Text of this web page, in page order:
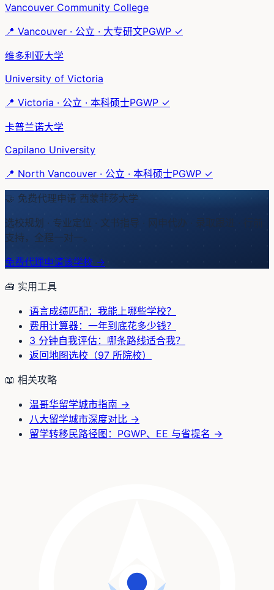
Vancouver Community College
📍 Vancouver · 公立 · 大专研文PGWP ✓
维多利亚大学
University of Victoria
📍 Victoria · 公立 · 本科硕士PGWP ✓
卡普兰诺大学
Capilano University
📍 North Vancouver · 公立 · 本科硕士PGWP ✓
🤝 免费代理申请 西蒙菲莎大学
选校规划 · 专业定位 · 文书指导 · 网申代办 · 录取跟进 · 行前
支持，全程一对一。
免费代理申请该学校 →
🧰 实用工具
语言成绩匹配：我能上哪些学校？
费用计算器：一年到底花多少钱？
3 分钟自我评估：哪条路线适合我？
返回地图选校（97 所院校）
📖 相关攻略
温哥华留学城市指南 →
八大留学城市深度对比 →
留学转移民路径图：PGWP、EE 与省提名 →